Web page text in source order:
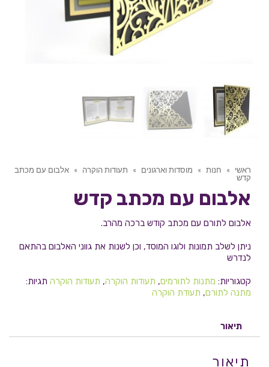
ראשי » חנות » מוסדות וארגונים » תעודות הוקרה » אלבום עם מכתב
קדש
אלבום עם מכתב קדש
אלבום לתורם עם מכתב קודש ברכה מהרב.
ניתן לשלב תמונות ולוגו המוסד, וכן לשנות את גווני האלבום בהתאם
לנדרש
קטגוריות: מתנות לתורמים, תעודות הוקרה, תעודות הוקרה תגיות:
מתנה לתורם, תעודת הוקרה
תיאור
תיאור